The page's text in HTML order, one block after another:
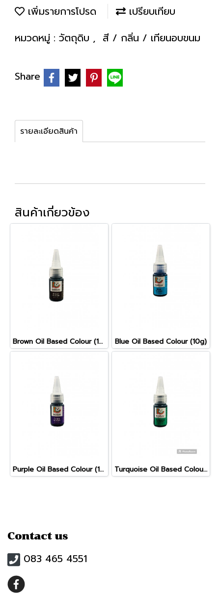
เพิ่มรายการโปรด
เปรียบเทียบ
หมวดหมู่ : วัตถุดิบ , สี / กลิ่น / เทียนอบขนม
Share
รายละเอียดสินค้า
สินค้าเกี่ยวข้อง
Brown Oil Based Colour (10g) Blue Oil Based Colour (10g)
Purple Oil Based Colour (10g) Turquoise Oil Based Colour (10g)
Contact us
083 465 4551